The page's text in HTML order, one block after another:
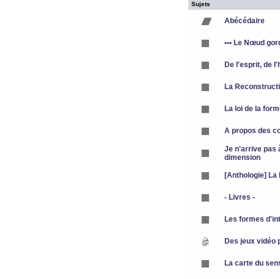
Sujets
Abécédaire
••• Le Nœud
De l'esprit, de
La
La loi de la
A propos des
Je n'arrive pas
dimension
[Anthologie]
- Livres -
Les formes
Des jeux vidéo
La carte du